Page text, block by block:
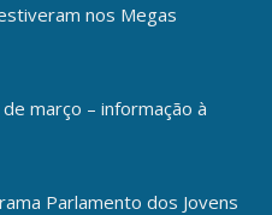
nos Megas
março – informação à
Parlamento dos Jovens